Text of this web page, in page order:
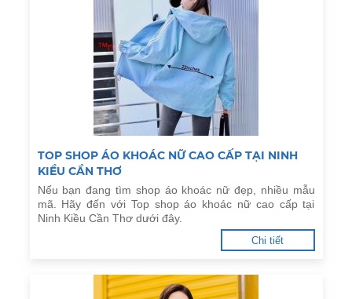
TOP SHOP ÁO KHOÁC NỮ CAO CẤP TẠI NINH
KIỀU CẦN THƠ
Nếu bạn đang tìm shop áo khoác nữ đẹp, nhiều mẫu
mã. Hãy đến với Top shop áo khoác nữ cao cấp tại
Ninh Kiều Cần Thơ dưới đây.
Chi tiết